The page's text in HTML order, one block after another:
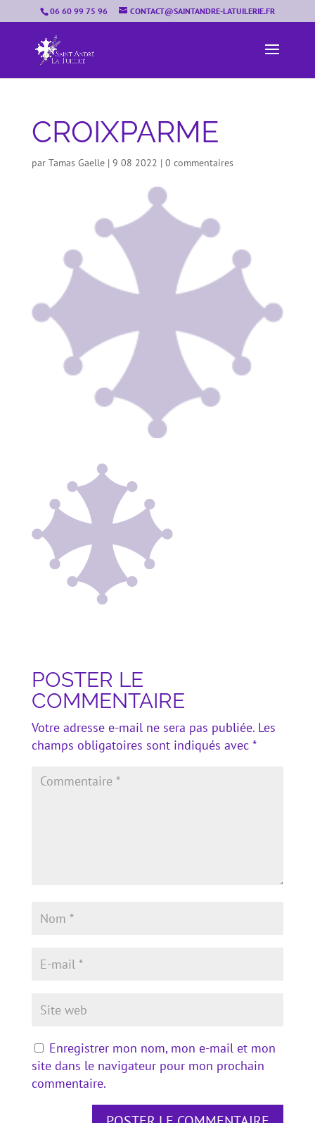
06 60 99 75 96 CONTACT@SAINTANDRE-LATUILERIE.FR
CROIXPARME
par Tamas Gaelle| 9 08 2022 | 0 commentaires
POSTER LE
COMMENTAIRE
Votre adresse e-mail ne sera pas publiée. Les
champs obligatoires sont indiqués avec *
Enregistrer mon nom, mon e-mail et mon
site dans le navigateur pour mon prochain
commentaire.